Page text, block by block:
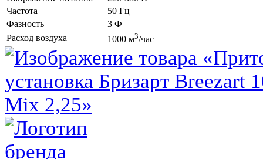
Частота
50 Гц
Фазность
3 Ф
Расход воздуха
1000 м3/час